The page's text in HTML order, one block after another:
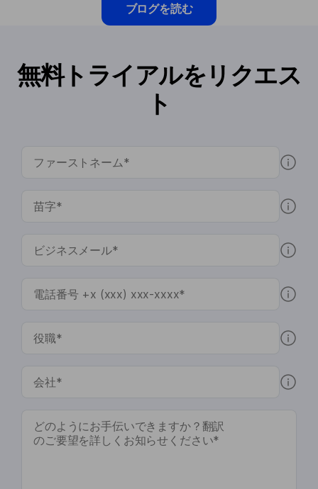
ブログを読む
無料トライアルをリクエス
ト